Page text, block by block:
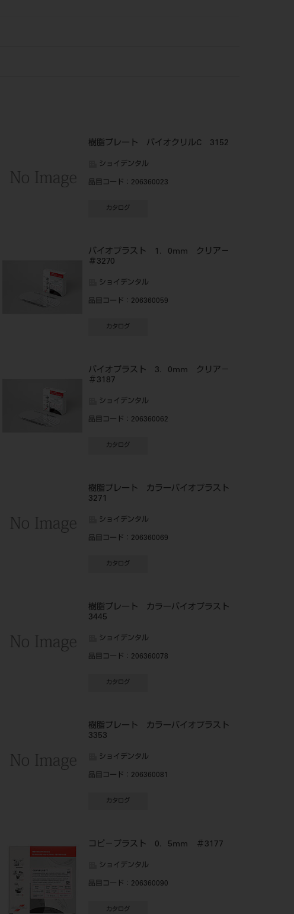
樹脂プレート バイオクリルC 3152
ショイデンタル
品目コード ：206360023
カタログ
バイオプラスト 1．0mm クリア－
＃3270
ショイデンタル
品目コード ：206360059
カタログ
バイオプラスト 3．0mm クリア－
＃3187
ショイデンタル
品目コード ：206360062
カタログ
樹脂プレート カラーバイオプラスト
3271
ショイデンタル
品目コード ：206360069
カタログ
樹脂プレート カラーバイオプラスト
3445
ショイデンタル
品目コード ：206360078
カタログ
樹脂プレート カラーバイオプラスト
3353
ショイデンタル
品目コード ：206360081
カタログ
コピ－プラスト 0．5mm ＃3177
ショイデンタル
品目コード ：206360090
カタログ